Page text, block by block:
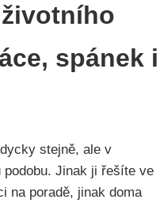
spánek i
stejně, ale v
podobu. Jinak ji řešíte ve
na poradě, jinak doma